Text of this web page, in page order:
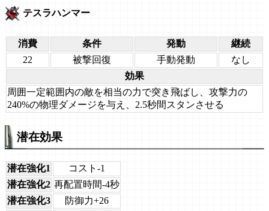
テスラハンマー
消費 条件 発動
継続
22
被撃回復 手動発動
なし
効果
周囲一定範囲内の敵を相当の力で突き飛ばし、攻撃力の
240%の物理ダメージを与え、2.5秒間スタンさせる
潜在効果
潜在強化1
コスト-1
潜在強化2 再配置時間-4秒
潜在強化3
防御力+26